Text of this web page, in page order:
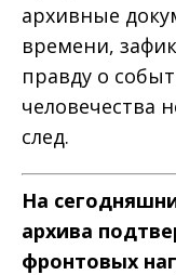
архивные
времени,
правду о
человечества
след.
На
архива
фронтовых